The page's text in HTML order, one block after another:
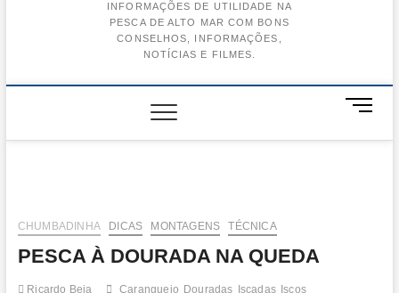
INFORMAÇÕES DE UTILIDADE NA
PESCA DE ALTO MAR COM BONS
CONSELHOS, INFORMAÇÕES,
NOTÍCIAS E FILMES.
M
n
CHUMBADINHA DICAS MONTAGENS TÉCNICA
PESCA À DOURADA NA QUEDA
Ricardo Beja Caranguejo Douradas Iscadas Iscos